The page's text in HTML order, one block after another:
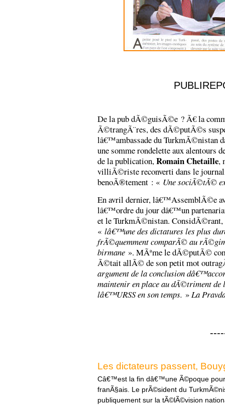
De la pub dÃ©guisÃ©e ? Ã€ la
Ã©trangÃ¨res, des dÃ©putÃ©s
lâ€™ambassade du TurkmÃ©nistan
une somme rondelette aux alentours
de la publication,Romain Chetaille,
villiÃ©riste reconverti dans le
benoÃ®tement : « Une sociÃ©tÃ©
En avril dernier, lâ€™AssemblÃ©e
lâ€™ordre du jour dâ€™un
et le TurkmÃ©nistan.
« lâ€™une des dictatures les plus
frÃ©quemment comparÃ© au
birmane ». MÃªme le dÃ©putÃ©
Ã©tait allÃ© de son petit mot
argument de la conclusion
maintenir en place au dÃ©triment
lâ€™URSS en son temps. »La
Les dictateurs passent,
Câ€™est la fin dâ€™une Ã©poque
franÃ§ais. Le prÃ©sident du
publiquement sur la tÃ©lÃ©vision